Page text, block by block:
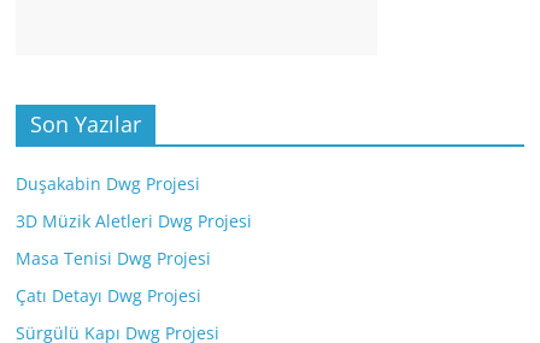
Son Yazılar
Duşakabin Dwg Projesi
3D Müzik Aletleri Dwg Projesi
Masa Tenisi Dwg Projesi
Çatı Detayı Dwg Projesi
Sürgülü Kapı Dwg Projesi